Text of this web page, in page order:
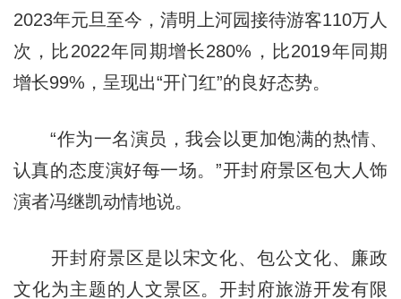
2023年元旦至今，清明上河园接待游客110万人
次，比2022年同期增长280%，比2019年同期
增长99%，呈现出“开门红”的良好态势。
“作为一名演员，我会以更加饱满的热情、
认真的态度演好每一场。”开封府景区包大人饰
演者冯继凯动情地说。
开封府景区是以宋文化、包公文化、廉政
文化为主题的人文景区。开封府旅游开发有限